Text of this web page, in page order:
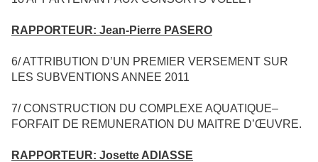
RAPPORTEUR: Jean-Pierre PASERO
6/ ATTRIBUTION D’UN PREMIER VERSEMENT SUR
LES SUBVENTIONS ANNEE 2011
7/ CONSTRUCTION DU COMPLEXE AQUATIQUE–
FORFAIT DE REMUNERATION DU MAITRE D’ŒUVRE.
RAPPORTEUR: Josette ADIASSE